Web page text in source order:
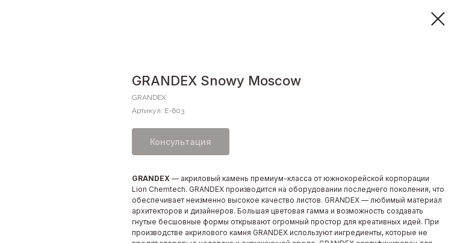
GRANDEX Snowy Moscow
GRANDEX
Артикул: E-603
Консультация
GRANDEX — акриловый камень премиум-класса от южнокорейской корпорации
Lion Chemtech. GRANDEX производится на оборудовании последнего поколения, что
обеспечивает неизменно высокое качество листов. GRANDEX — любимый материал
архитекторов и дизайнеров. Большая цветовая гамма и возможность создавать
гнутые бесшовные формы открывают огромный простор для креативных идей. При
производстве акрилового камня GRANDEX используют ингредиенты, которые не